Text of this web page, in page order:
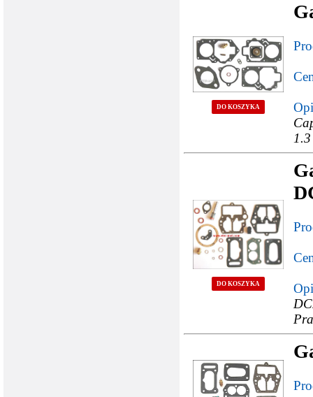
DO KOSZYKA
DO KOSZYKA